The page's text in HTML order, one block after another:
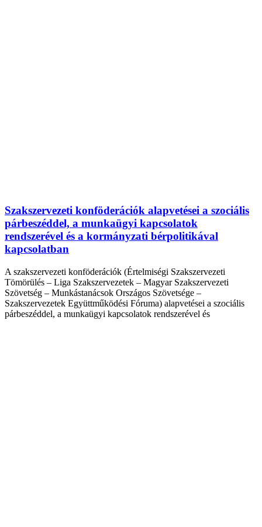
Szakszervezeti konföderációk alapvetései a szociális
párbeszéddel, a munkaügyi kapcsolatok
rendszerével és a kormányzati bérpolitikával
kapcsolatban
A szakszervezeti konföderációk (Értelmiségi Szakszervezeti
Tömörülés – Liga Szakszervezetek – Magyar Szakszervezeti
Szövetség – Munkástanácsok Országos Szövetsége –
Szakszervezetek Együttműködési Fóruma) alapvetései a szociális
párbeszéddel, a munkaügyi kapcsolatok rendszerével és